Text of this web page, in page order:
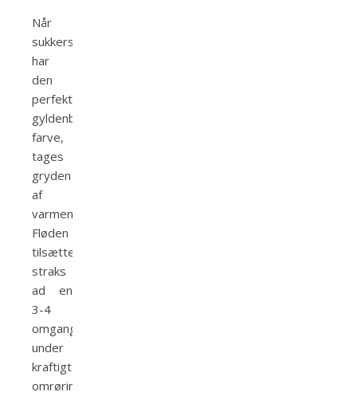
Når
sukkersiruppen
har
den
perfekte
gyldenbrune
farve,
tages
gryden
af
varmen.
Fløden
tilsættes
straks
ad en
3-4
omgange
under
kraftigt
omrøring.